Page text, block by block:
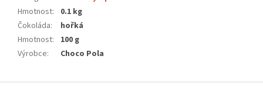
Hmotnost:
0.1 kg
Čokoláda:
hořká
Hmotnost:
100 g
Výrobce: Choco Pola